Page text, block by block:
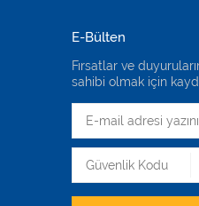
E-Bülten
Fırsatlar ve
sahibi olmak için